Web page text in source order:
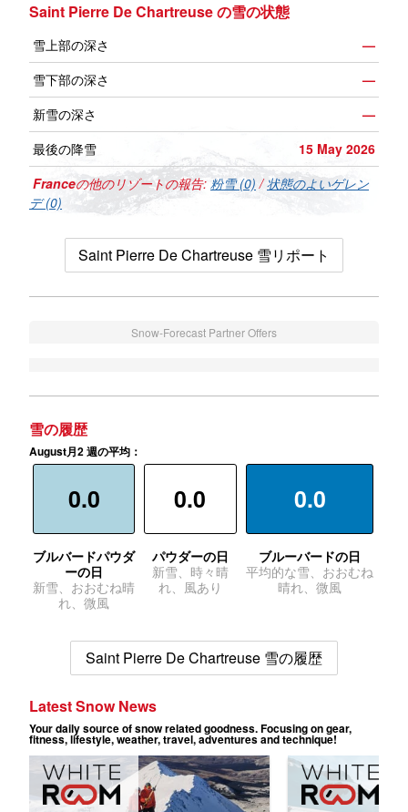
Saint Pierre De Chartreuse の雪の状態
雪上部の深さ
—
雪下部の深さ
—
新雪の深さ
—
最後の降雪
15 May 2026
Franceの他のリゾートの報告: 粉雪 (0) /状態のよいゲレン
デ (0)
Saint Pierre De Chartreuse 雪リポート
Snow-Forecast Partner Offers
雪の履歴
August月2 週の平均：
0.0
ブルバードパウダ
ーの日
新雪、おおむね晴
れ、微風
0.0
パウダーの日
新雪、時々晴
れ、風あり
0.0
ブルーバードの日
平均的な雪、おおむね
晴れ、微風
Saint Pierre De Chartreuse 雪の履歴